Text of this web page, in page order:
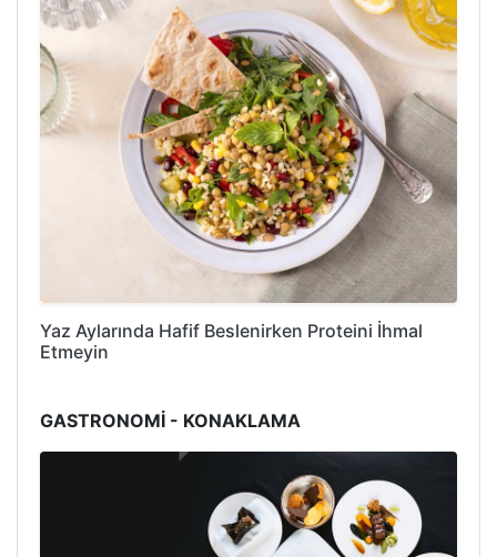
Yaz Aylarında Hafif Beslenirken Proteini İhmal
Etmeyin
GASTRONOMİ - KONAKLAMA